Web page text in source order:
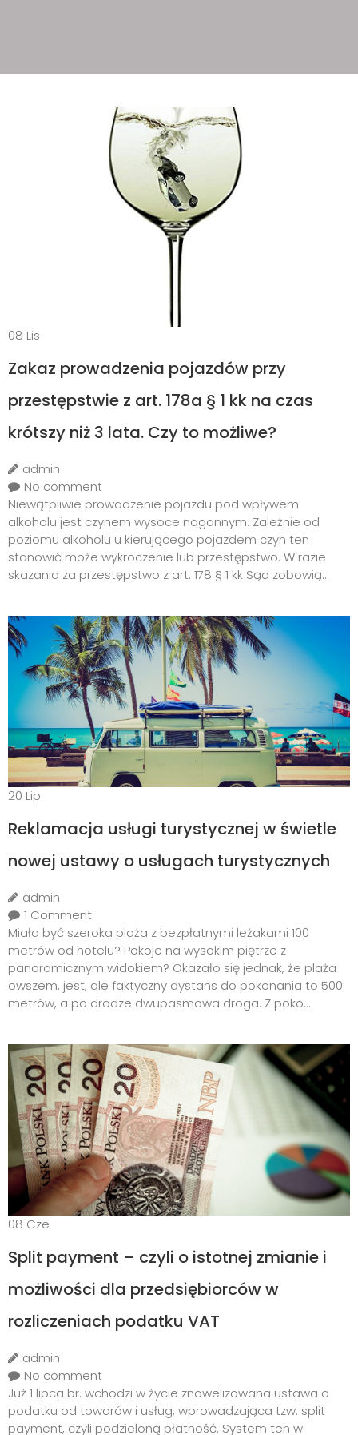
08 Lis
Zakaz prowadzenia pojazdów przy
przestępstwie z art. 178a § 1 kk na czas
krótszy niż 3 lata. Czy to możliwe?
admin
No comment
Niewątpliwie prowadzenie pojazdu pod wpływem
alkoholu jest czynem wysoce nagannym. Zależnie od
poziomu alkoholu u kierującego pojazdem czyn ten
stanowić może wykroczenie lub przestępstwo. W razie
skazania za przestępstwo z art. 178 § 1 kk Sąd zobowią...
20 Lip
Reklamacja usługi turystycznej w świetle
nowej ustawy o usługach turystycznych
admin
1 Comment
Miała być szeroka plaża z bezpłatnymi leżakami 100
metrów od hotelu? Pokoje na wysokim piętrze z
panoramicznym widokiem? Okazało się jednak, że plaża
owszem, jest, ale faktyczny dystans do pokonania to 500
metrów, a po drodze dwupasmowa droga. Z poko...
08 Cze
Split payment – czyli o istotnej zmianie i
możliwości dla przedsiębiorców w
rozliczeniach podatku VAT
admin
No comment
Już 1 lipca br. wchodzi w życie znowelizowana ustawa o
podatku od towarów i usług, wprowadzająca tzw. split
payment, czyli podzieloną płatność. System ten w